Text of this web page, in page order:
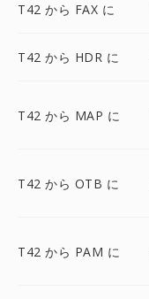
T42 から FAX に
T42 から HDR に
T42 から MAP に
T42 から OTB に
T42 から PAM に